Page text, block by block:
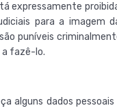
expressamente
para a imagem
puníveis
a fazê-lo.
alguns dados